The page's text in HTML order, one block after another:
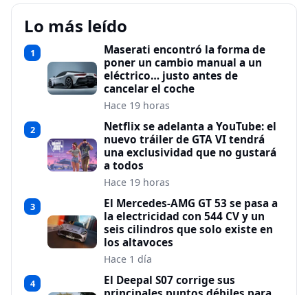
Lo más leído
1
Maserati encontró la forma de
poner un cambio manual a un
eléctrico… justo antes de
cancelar el coche
Hace 19 horas
2
Netflix se adelanta a YouTube: el
nuevo tráiler de GTA VI tendrá
una exclusividad que no gustará
a todos
Hace 19 horas
3
El Mercedes-AMG GT 53 se pasa a
la electricidad con 544 CV y un
seis cilindros que solo existe en
los altavoces
Hace 1 día
4
El Deepal S07 corrige sus